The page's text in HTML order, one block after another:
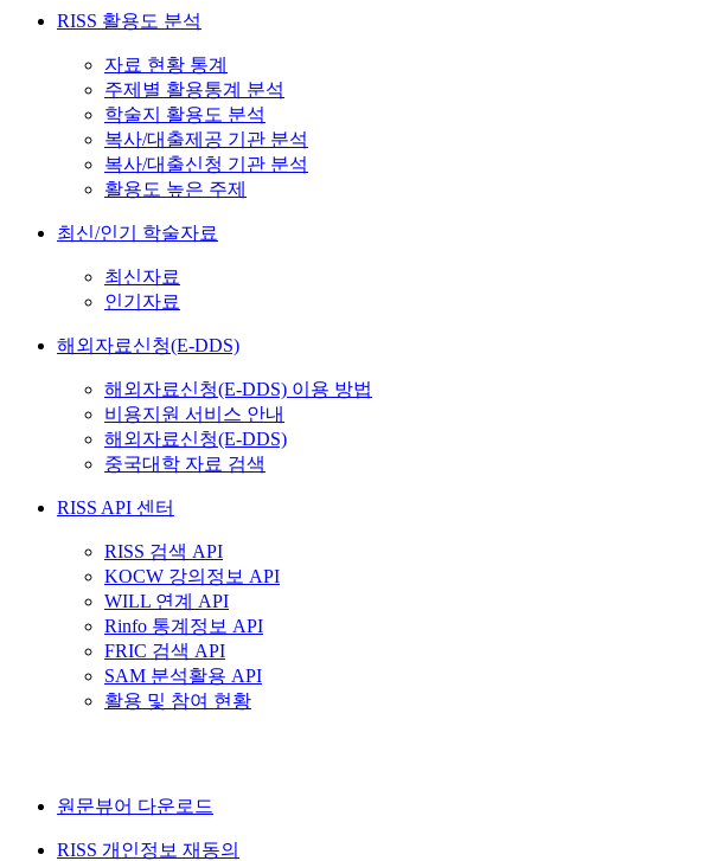
RISS 활용도 분석
자료 현황 통계
주제별 활용통계 분석
학술지 활용도 분석
복사/대출제공 기관 분석
복사/대출신청 기관 분석
활용도 높은 주제
최신/인기 학술자료
최신자료
인기자료
해외자료신청(E-DDS)
해외자료신청(E-DDS) 이용 방법
비용지원 서비스 안내
해외자료신청(E-DDS)
중국대학 자료 검색
RISS API 센터
RISS 검색 API
KOCW 강의정보 API
WILL 연계 API
Rinfo 통계정보 API
FRIC 검색 API
SAM 분석활용 API
활용 및 참여 현황
원문뷰어 다운로드
RISS 개인정보 재동의